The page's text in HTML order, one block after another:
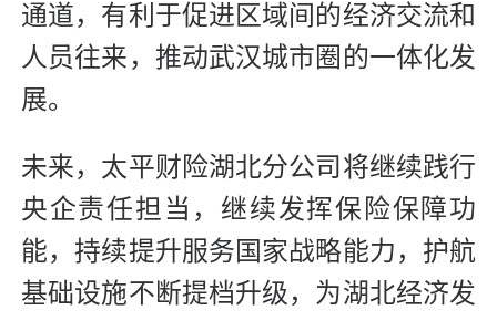
通道，有利于促进区域间的经济交流和
人员往来，推动武汉城市圈的一体化发
展。
未来，太平财险湖北分公司将继续践行
央企责任担当，继续发挥保险保障功
能，持续提升服务国家战略能力，护航
基础设施不断提档升级，为湖北经济发